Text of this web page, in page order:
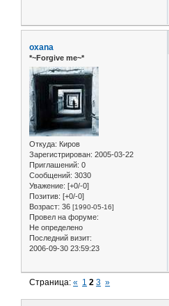
oxana
*~Forgive me~*
Откуда: Киров
Зарегистрирован: 2005-03-22
Приглашений: 0
Сообщений: 3030
Уважение: [+0/-0]
Позитив: [+0/-0]
Возраст: 36 [1990-05-16]
Провел на форуме:
Не определено
Последний визит:
2006-09-30 23:59:23
Страница:« 1 2 3 »